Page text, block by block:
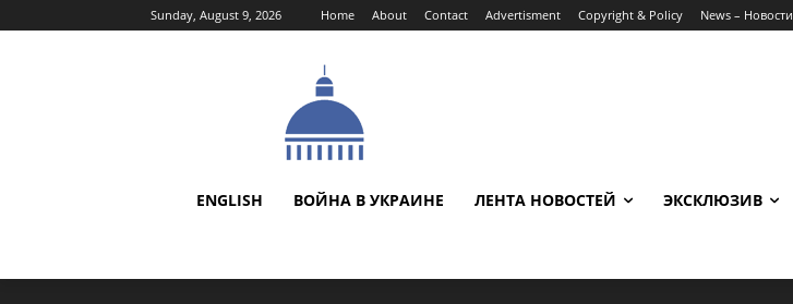
Sunday, August 9, 2026 Home About Contact Advertisment Copyright & Policy News – Новости
ENGLISH ВОЙНА В УКРАИНЕ ЛЕНТА НОВОСТЕЙ ЭКСКЛЮЗИВ